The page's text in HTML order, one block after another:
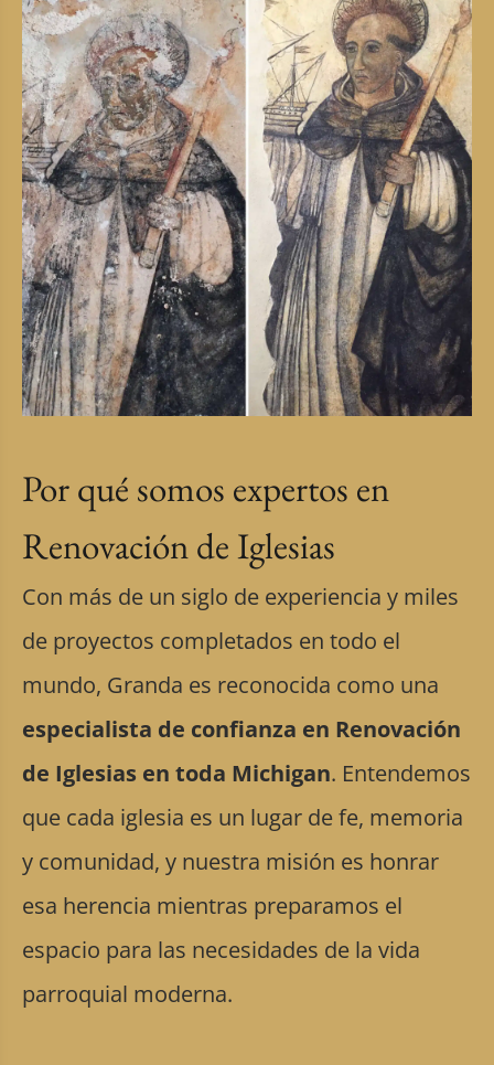
Por qué somos expertos en
Renovación de Iglesias
Con más de un siglo de experiencia y miles
de proyectos completados en todo el
mundo, Granda es reconocida como una
especialista de confianza en Renovación
de Iglesias en toda Michigan. Entendemos
que cada iglesia es un lugar de fe, memoria
y comunidad, y nuestra misión es honrar
esa herencia mientras preparamos el
espacio para las necesidades de la vida
parroquial moderna.